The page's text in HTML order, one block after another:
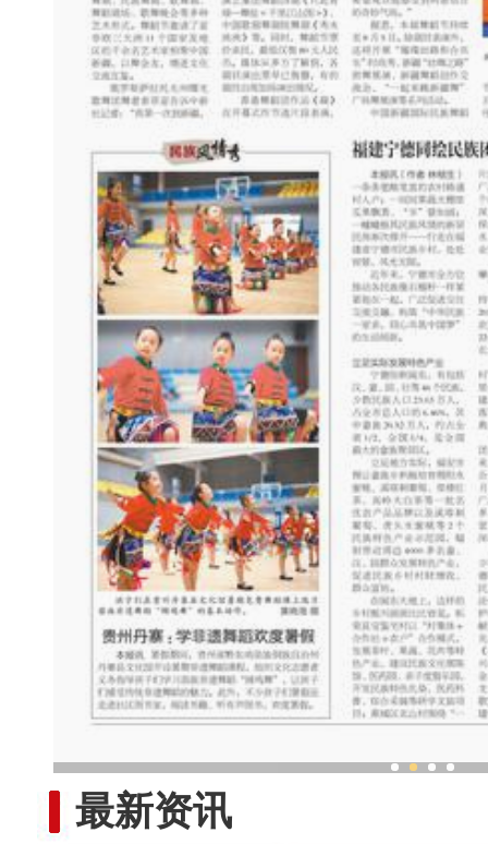
最新资讯